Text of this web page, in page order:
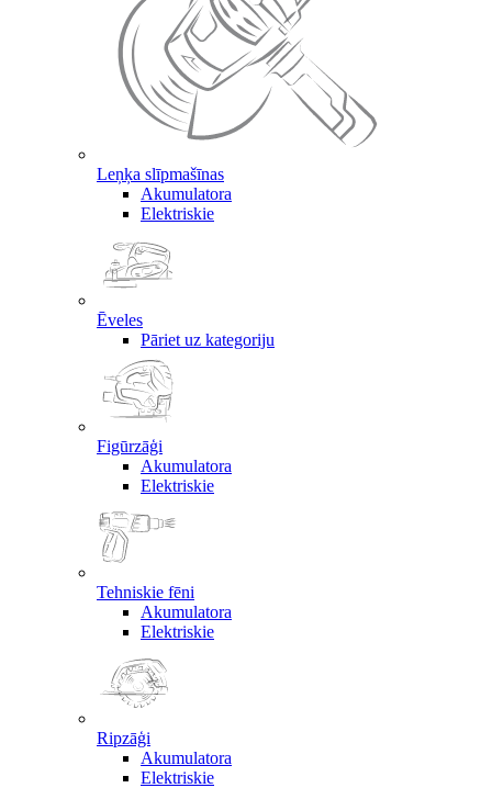
Leņķa slīpmašīnas
Akumulatora
Elektriskie
Ēveles
Pāriet uz kategoriju
Figūrzāģi
Akumulatora
Elektriskie
Tehniskie fēni
Akumulatora
Elektriskie
Ripzāģi
Akumulatora
Elektriskie